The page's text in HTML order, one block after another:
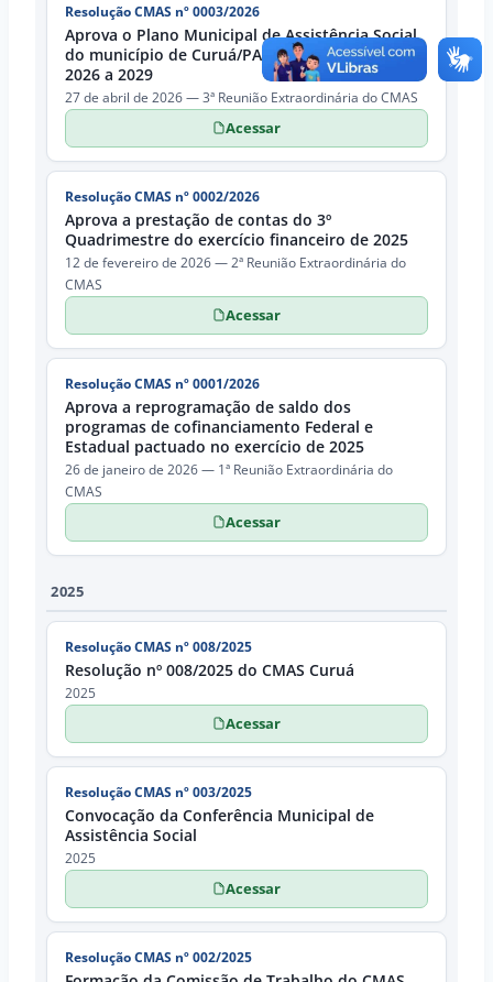
Resolução CMAS nº 0003/2026
Aprova o Plano Municipal de Assistência Social
do município de Curuá/PA para o exercício de
2026 a 2029
27 de abril de 2026 — 3ª Reunião Extraordinária do CMAS
Acessar
Resolução CMAS nº 0002/2026
Aprova a prestação de contas do 3º
Quadrimestre do exercício financeiro de 2025
12 de fevereiro de 2026 — 2ª Reunião Extraordinária do
CMAS
Acessar
Resolução CMAS nº 0001/2026
Aprova a reprogramação de saldo dos
programas de cofinanciamento Federal e
Estadual pactuado no exercício de 2025
26 de janeiro de 2026 — 1ª Reunião Extraordinária do
CMAS
Acessar
2025
Resolução CMAS nº 008/2025
Resolução nº 008/2025 do CMAS Curuá
2025
Acessar
Resolução CMAS nº 003/2025
Convocação da Conferência Municipal de
Assistência Social
2025
Acessar
Resolução CMAS nº 002/2025